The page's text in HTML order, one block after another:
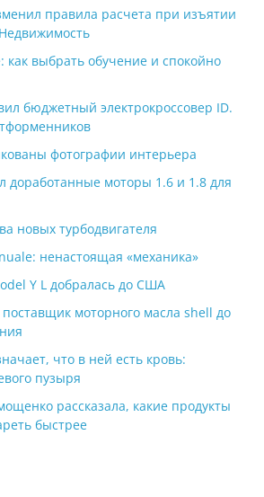
правила расчета при изъятии
как выбрать обучение и спокойно
бюджетный электрокроссовер ID.
фотографии интерьера
доработанные моторы 1.6 и 1.8 для
новых турбодвигателя
ненастоящая «механика»
Y L добралась до США
моторного масла shell до
что в ней есть кровь:
пузыря
рассказала, какие продукты
быстрее